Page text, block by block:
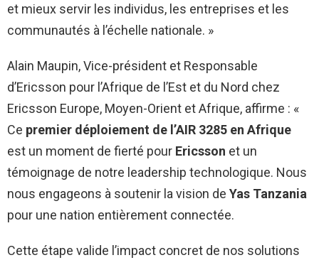
et mieux servir les individus, les entreprises et les
communautés à l’échelle nationale. »
Alain Maupin, Vice-président et Responsable
d’Ericsson pour l’Afrique de l’Est et du Nord chez
Ericsson Europe, Moyen-Orient et Afrique, affirme : «
Ce premier déploiement de l’AIR 3285 en Afrique
est un moment de fierté pour Ericsson et un
témoignage de notre leadership technologique. Nous
nous engageons à soutenir la vision de Yas Tanzania
pour une nation entièrement connectée.
Cette étape valide l’impact concret de nos solutions